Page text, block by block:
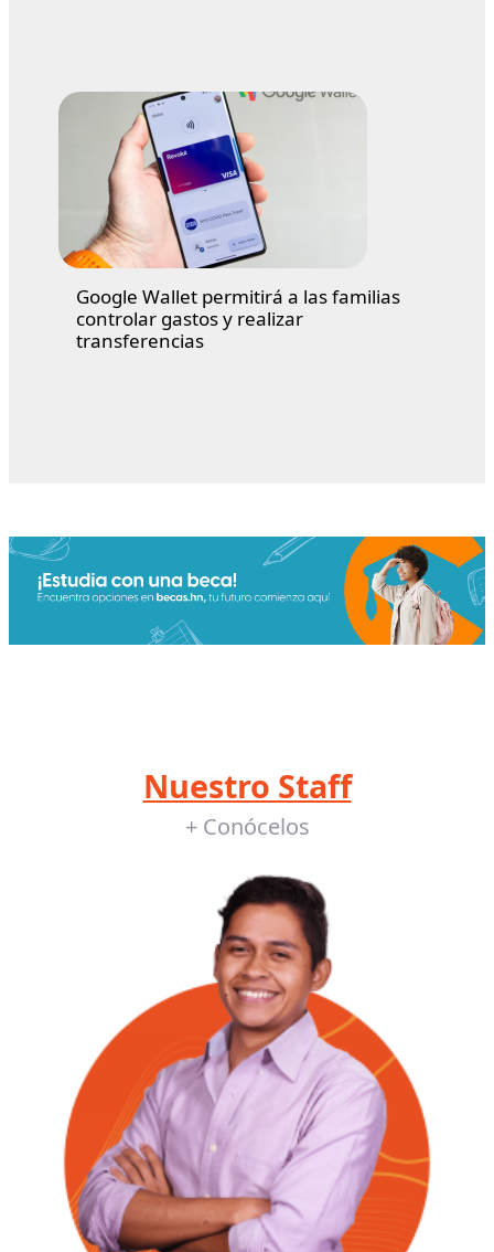
Google Wallet permitirá a las familias
controlar gastos y realizar
transferencias
Nuestro Staff
+ Conócelos